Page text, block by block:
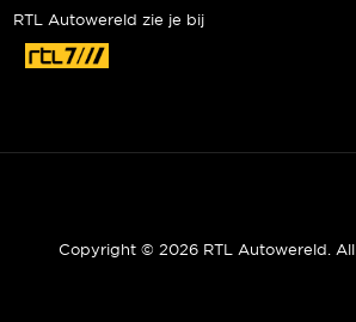
RTL Autowereld zie je bij
Copyright © 2026 RTL Autowereld.